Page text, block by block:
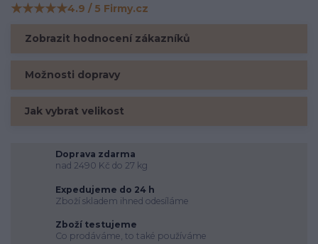
Hodnocení na Firmy.cz
★★★★★4.9 / 5 Firmy.cz
Zobrazit hodnocení zákazníků
Možnosti dopravy
Jak vybrat velikost
Doprava zdarma
nad 2490 Kč do 27 kg
Expedujeme do 24 h
Zboží skladem ihned odesíláme
Zboží testujeme
Co prodáváme, to také používáme